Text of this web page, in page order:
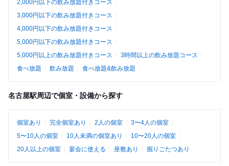
2,000円以下の飲み放題付きコース
3,000円以下の飲み放題付きコース
4,000円以下の飲み放題付きコース
5,000円以下の飲み放題付きコース
5,000円以上の飲み放題付きコース
3時間以上の飲み放題コース
食べ放題
飲み放題 食べ放題&飲み放題
名古屋駅周辺で個室・設備から探す
個室あり 完全個室あり 2人の個室
3〜4人の個室
5〜10人の個室
10人未満の個室あり
10〜20人の個室
20人以上の個室
宴会に使える 座敷あり 掘りごたつあり